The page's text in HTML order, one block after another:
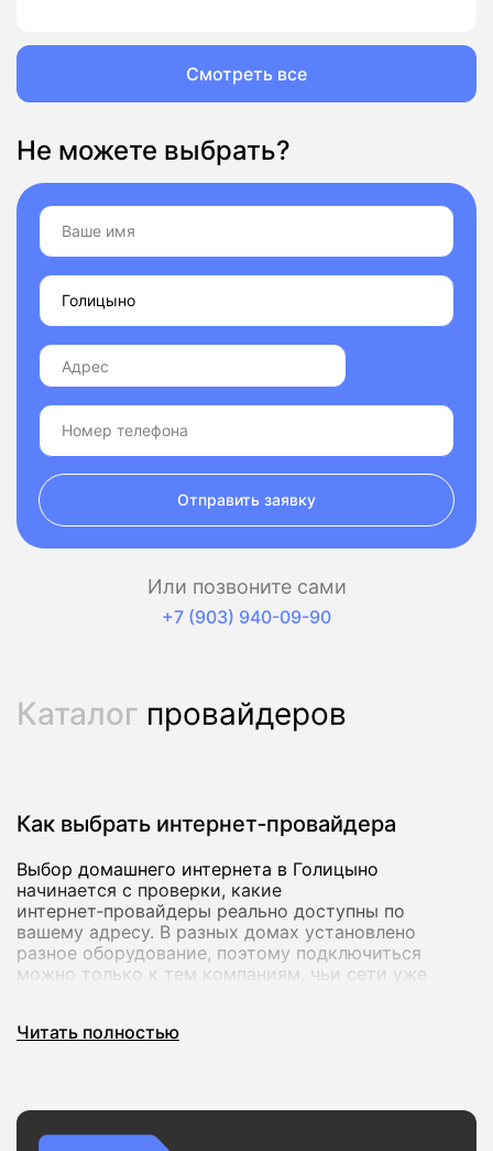
Смотреть все
Не можете выбрать?
Отправить заявку
Или позвоните сами
+7 (903) 940-09-90
Каталог провайдеров
Как выбрать интернет‑провайдера
Выбор домашнего интернета в Голицыно
начинается с проверки, какие
интернет‑провайдеры реально доступны по
вашему адресу. В разных домах установлено
разное оборудование, поэтому подключиться
можно только к тем компаниям, чьи сети уже
достаточно ввести улицу и номер дома, чтобы
Читать полностью